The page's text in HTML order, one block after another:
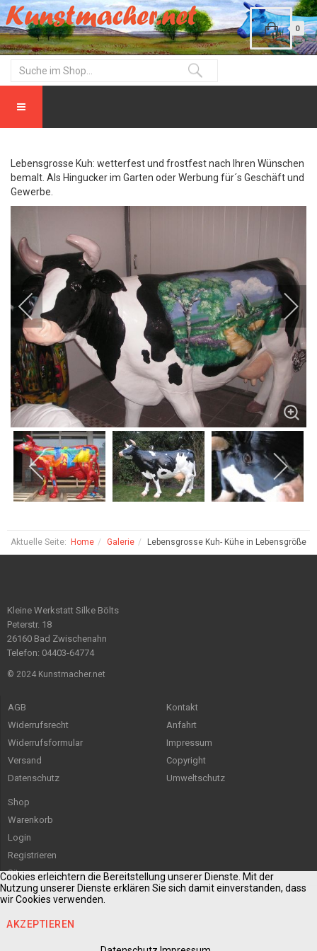
0
Lebensgrosse Kuh: wetterfest und frostfest nach Ihren Wünschen
bemalt. Als Hingucker im Garten oder Werbung für´s Geschäft und
Gewerbe.
Aktuelle Seite: Home Galerie Lebensgrosse Kuh- Kühe in Lebensgröße
Kleine Werkstatt Silke Bölts
Peterstr. 18
26160 Bad Zwischenahn
Telefon: 04403-64774
© 2024 Kunstmacher.net
AGB
Widerrufsrecht
Widerrufsformular
Versand
Datenschutz
Kontakt
Anfahrt
Impressum
Copyright
Umweltschutz
Shop
Warenkorb
Login
Registrieren
Sitemap
Cookies erleichtern die Bereitstellung unserer Dienste. Mit der
Nutzung unserer Dienste erklären Sie sich damit einverstanden, dass
wir Cookies verwenden.
AKZEPTIEREN